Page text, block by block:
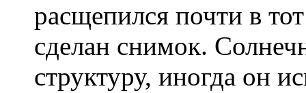
расщепился почти в
сделан снимок.
структуру, иногда он